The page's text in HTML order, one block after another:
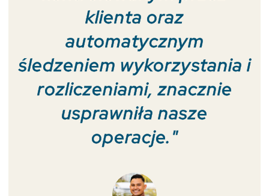
klienta oraz
automatycznym
śledzeniem wykorzystania i
rozliczeniami, znacznie
usprawniła nasze
operacje."